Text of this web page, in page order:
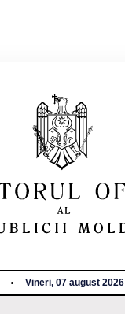
Vineri, 07 august 2026